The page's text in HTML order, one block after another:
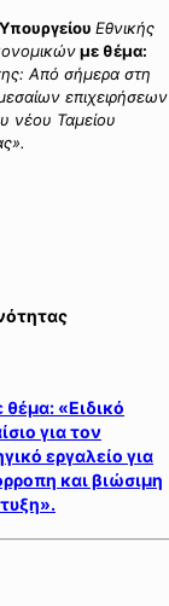
Εθνικής
με θέμα:
Από σήμερα στη
επιχειρήσεων
νέου Ταμείου
.
«Ειδικό
για τον
εργαλείο για
και βιώσιμη